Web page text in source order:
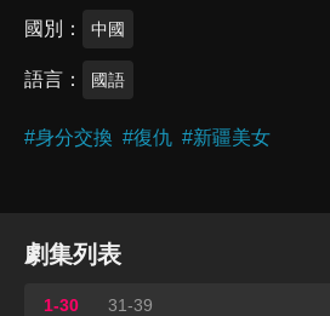
國別 中國
語言 國語
#身分交換 #復仇 #新疆美女
劇集列表
1-30 31-39